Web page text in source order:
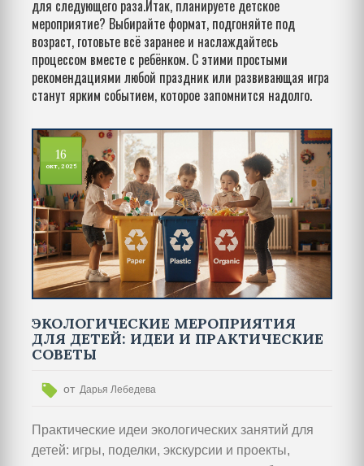
для следующего раза.Итак, планируете детское
мероприятие? Выбирайте формат, подгоняйте под
возраст, готовьте всё заранее и наслаждайтесь
процессом вместе с ребёнком. С этими простыми
рекомендациями любой праздник или развивающая игра
станут ярким событием, которое запомнится надолго.
16
окт, 2025
ЭКОЛОГИЧЕСКИЕ МЕРОПРИЯТИЯ
ДЛЯ ДЕТЕЙ: ИДЕИ И ПРАКТИЧЕСКИЕ
СОВЕТЫ
от Дарья Лебедева
Практические идеи экологических занятий для
детей: игры, поделки, экскурсии и проекты,